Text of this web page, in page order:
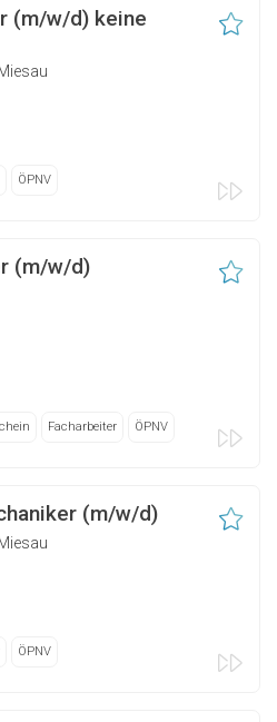
(m/w/d) keine
ÖPNV
(m/w/d)
Facharbeiter ÖPNV
(m/w/d)
ÖPNV